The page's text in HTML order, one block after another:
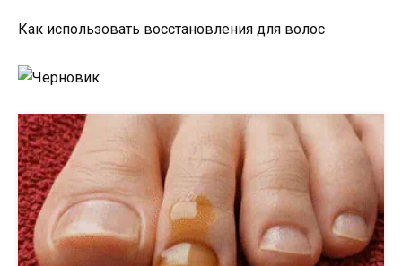
Как использовать восстановления для волос